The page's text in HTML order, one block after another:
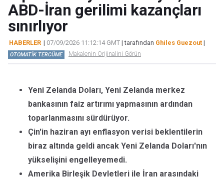
ABD-İran gerilimi kazançları
sınırlıyor
HABERLER | 07/09/2026 11:12:14 GMT | tarafından Ghiles Guezout |
OTOMATİK TERCÜME Makalenin Orijinalini Görün
Yeni Zelanda Doları, Yeni Zelanda merkez
bankasının faiz artırımı yapmasının ardından
toparlanmasını sürdürüyor.
Çin'in haziran ayı enflasyon verisi beklentilerin
biraz altında geldi ancak Yeni Zelanda Doları'nın
yükselişini engelleyemedi.
Amerika Birleşik Devletleri ile İran arasındaki